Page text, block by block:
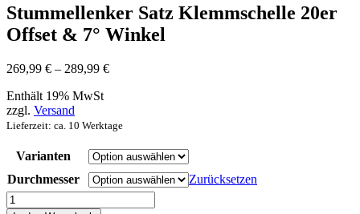
Stummellenker Satz Klemmschelle 20er
Offset & 7° Winkel
269,99 € – 289,99 €Preisspanne:
Enthält 19% MwSt
zzgl. Versand
Lieferzeit: ca. 10 Werktage
Varianten
Durchmesser
Zurücksetzen
Stummellenker